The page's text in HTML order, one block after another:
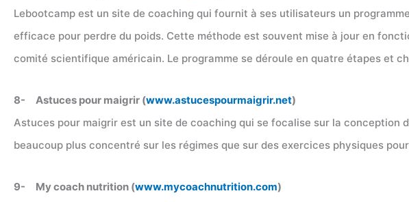
Lebootcamp est un site de coaching qui fournit à ses utilisateurs un
efficace pour perdre du poids. Cette méthode est souvent mise à jour en
comité scientifique américain. Le programme se déroule en quatre étapes et
8- Astuces pour maigrir (www.astucespourmaigrir.net)
Astuces pour maigrir est un site de coaching qui se focalise sur la
beaucoup plus concentré sur les régimes que sur des exercices physiques
9- My coach nutrition (www.mycoachnutrition.com)